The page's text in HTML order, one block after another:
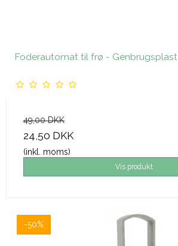
Foderautomat til frø - Genbrugsplast
49,00 DKK
24,50 DKK
(inkl. moms)
Vis produkt
-50%